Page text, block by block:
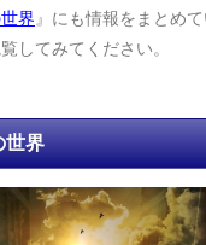
界 』にも情報をまとめ
してみてください。
世界